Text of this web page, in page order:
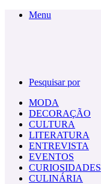
Menu
Pesquisar por
MODA
DECORAÇÃO
CULTURA
LITERATURA
ENTREVISTA
EVENTOS
CURIOSIDADES
CULINÁRIA